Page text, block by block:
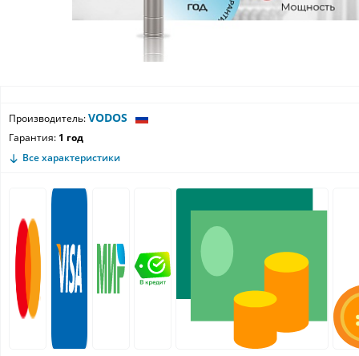
Производитель:VODOS
Гарантия: 1 год
Все характеристики